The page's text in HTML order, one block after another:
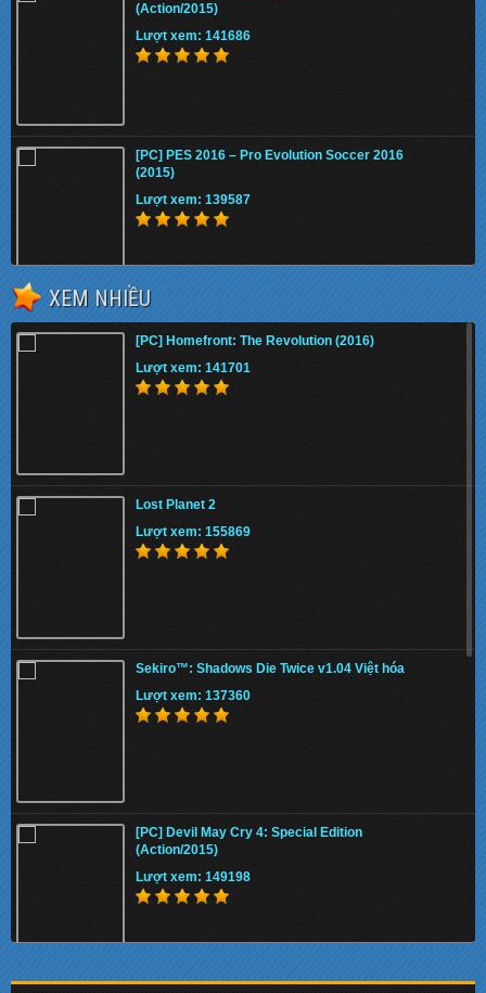
(Action/2015)
Lượt xem: 141686
[PC] PES 2016 – Pro Evolution Soccer 2016
(2015)
Lượt xem: 139587
Fifa 13 Internal
Lượt xem: 134187
Download STAR WARS Jedi: Fallen Order (Full
DLC) Cr@ck
Lượt xem: 132272
Sekiro™: Shadows Die Twice v1.04 Việt hóa
Lượt xem: 157969
XEM NHIỀU
[PC] Homefront: The Revolution (2016)
Lượt xem: 141701
Lost Planet 2
Lượt xem: 155869
Sekiro™: Shadows Die Twice v1.04 Việt hóa
Lượt xem: 137360
[PC] Devil May Cry 4: Special Edition
(Action/2015)
Lượt xem: 149198